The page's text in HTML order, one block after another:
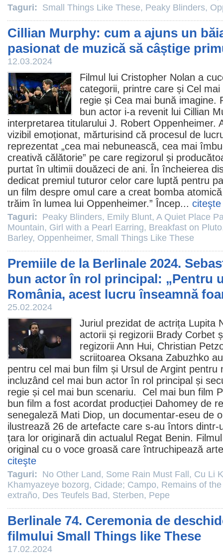
Taguri: Small Things Like These, Peaky Blinders,
Cillian Murphy: cum a ajuns un
pasionat de muzică să câștige
12.03.2024
Filmul
lui Cristopher Nolan a
categorii, printre care și Cel
regie și Cea mai bună imagine.
bun actor i-a revenit lui Cillian
interpretarea titularului J. Robert Oppenheimer.
vizibil emoționat, mărturisind că procesul de
reprezentat „cea mai nebunească, cea mai
creativă călătorie” pe care regizorul și
purtat în ultimii douăzeci de ani. În încheierea
dedicat premiul tuturor celor care luptă pentru
un film despre omul care a creat bomba
trăim în lumea lui Oppenheimer.” Încep... citeşte
Taguri: Peaky Blinders, Emily Blunt, A Quiet Place
Mountain, Girl with a Pearl Earring, Breakfast on Pluto
Barley, Oppenheimer, Small Things Like These
Premiile de la Berlinale 2024.
bun actor în rol principal: „Pentru
România, acest lucru înseamnă
25.02.2024
Juriul prezidat de actrița Lupita
actorii și regizorii Brady Corbet
regizorii Ann Hui, Christian
scriitoarea Oksana Zabuzhko
pentru cel mai bun film și Ursul de Argint pentru
incluzând cel mai bun actor în rol principal și
regie și cel mai bun scenariu. Cel mai bun film
bun film a fost acordat producției Dahomey de
senegaleză Mati Diop, un documentar-eseu de
ilustrează 26 de artefacte care s-au întors dintr-
țara lor originară din actualul Regat Benin. Filmul
original cu o voce groasă care întruchipează
citeşte
Taguri: No Other Land, Some Rain Must Fall , Cu Li
Khamyazeye bozorg, Cidade; Campo, Remains of
extraño, Des Teufels Bad, Sterben, Pepe
Berlinale 74. Ceremonia de
filmului Small Things like These
17.02.2024